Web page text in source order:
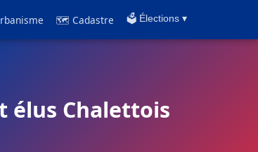
🗺 Cadastre 🗳️ Élections ▾
élus Chalettois